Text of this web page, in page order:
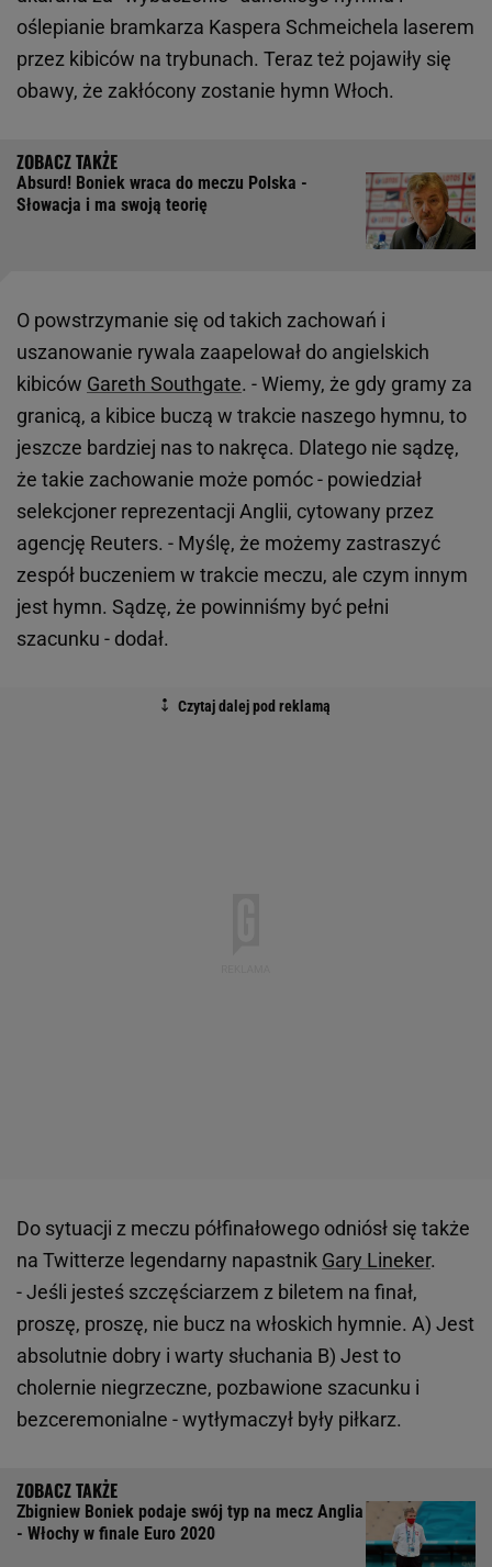
oślepianie bramkarza Kaspera Schmeichela laserem
przez kibiców na trybunach. Teraz też pojawiły się
obawy, że zakłócony zostanie hymn Włoch.
Absurd! Boniek wraca do meczu Polska -
Słowacja i ma swoją teorię
O powstrzymanie się od takich zachowań i
uszanowanie rywala zaapelował do angielskich
kibiców Gareth Southgate. - Wiemy, że gdy gramy za
granicą, a kibice buczą w trakcie naszego hymnu, to
jeszcze bardziej nas to nakręca. Dlatego nie sądzę,
że takie zachowanie może pomóc - powiedział
selekcjoner reprezentacji Anglii, cytowany przez
agencję Reuters. - Myślę, że możemy zastraszyć
zespół buczeniem w trakcie meczu, ale czym innym
jest hymn. Sądzę, że powinniśmy być pełni
szacunku - dodał.
Do sytuacji z meczu półfinałowego odniósł się także
na Twitterze legendarny napastnik Gary Lineker.
- Jeśli jesteś szczęściarzem z biletem na finał,
proszę, proszę, nie bucz na włoskich hymnie. A) Jest
absolutnie dobry i warty słuchania B) Jest to
cholernie niegrzeczne, pozbawione szacunku i
bezceremonialne - wytłymaczył były piłkarz.
Zbigniew Boniek podaje swój typ na mecz Anglia
- Włochy w finale Euro 2020